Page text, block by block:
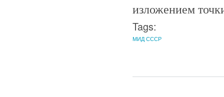
изложением
Tags:
МИД СССР